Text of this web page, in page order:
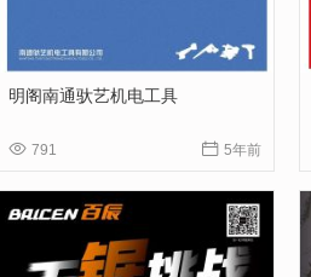
明阁南通驮艺机电工具
 791  5年前